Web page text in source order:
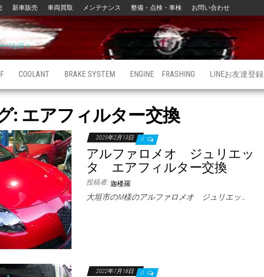
新車販売 車両買取 メンテナンス 整備・点検・車検 お問い合わせ
ベな日々
COOLANT BRAKE SYSTEM ENGINE FRASHING LINEお友達登録
: エアフィルター交換
2025年2月13日 0
アルファロメオ ジュリエッ
タ エアフィルター交換
投稿者: 迦楼羅
大垣市のM様のアルファロメオ ジュリエッ…
2022年7月18日 0